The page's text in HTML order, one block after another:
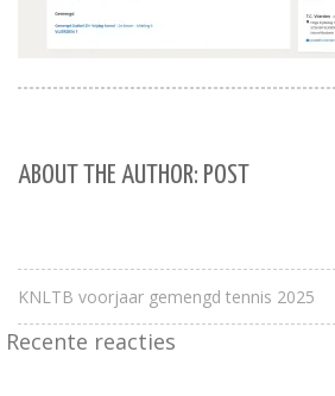
ABOUT THE AUTHOR: POST
KNLTB voorjaar gemengd tennis 2025
Recente reacties